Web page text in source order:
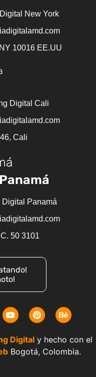
New York
10016 EE.UU
Digital Cali
Cali
Panamá
50 3101
Digital y hecho con el
Bogotá, Colombia.